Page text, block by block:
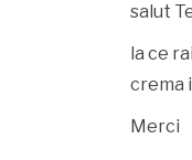
salut
la ce
crema
Merci